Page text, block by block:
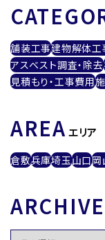
舗装工事建物解体工
アスベスト調査・除去
見積もり・工事費用
AREA エリア
倉敷兵庫埼玉山口岡
ARCHIVE